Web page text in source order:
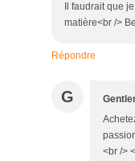
Il faudrait que
matière<br />
Répondre
G
<br />